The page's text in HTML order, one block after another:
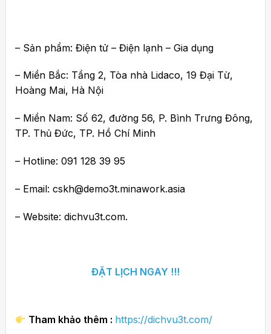
– Sản phẩm: Điện tử – Điện lạnh – Gia dụng
– Miền Bắc: Tầng 2, Tòa nhà Lidaco, 19 Đại Từ,
Hoàng Mai, Hà Nội
– Miền Nam: Số 62, đường 56, P. Bình Trưng Đông,
TP. Thủ Đức, TP. Hồ Chí Minh
– Hotline: 091 128 39 95
– Email: cskh@demo3t.minawork.asia
– Website: dichvu3t.com.
ĐẶT LỊCH NGAY !!!
Tham khảo thêm : https://dichvu3t.com/